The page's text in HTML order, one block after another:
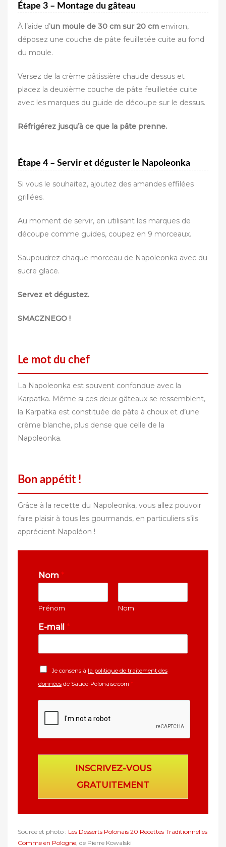
Étape 3 – Montage du gâteau
À l’aide d’un moule de 30 cm sur 20 cm environ,
déposez une couche de pâte feuilletée cuite au fond
du moule.
Versez de la crème pâtissière chaude dessus et
placez la deuxième couche de pâte feuilletée cuite
avec les marques du guide de découpe sur le dessus.
Réfrigérez jusqu’à ce que la pâte prenne.
Étape 4 – Servir et déguster le Napoleonka
Si vous le souhaitez, ajoutez des amandes effilées
grillées.
Au moment de servir, en utilisant les marques de
découpe comme guides, coupez en 9 morceaux.
Saupoudrez chaque morceau de Napoleonka avec du
sucre glace.
Servez et dégustez.
SMACZNEGO !
Le mot du chef
La Napoleonka est souvent confondue avec la
Karpatka. Même si ces deux gâteaux se ressemblent,
la Karpatka est constituée de pâte à choux et d’une
crème blanche, plus dense que celle de la
Napoleonka.
Bon appétit !
Grâce à la recette du Napoleonka, vous allez pouvoir
faire plaisir à tous les gourmands, en particuliers s’ils
apprécient Napoléon !
Nom *
Prénom Nom
E-mail *
Je consens à la politique de traitement des
données de Sauce-Polonaise.com *
INSCRIVEZ-VOUS
GRATUITEMENT
Source et photo : Les Desserts Polonais 20 Recettes Traditionnelles
Comme en Pologne , de Pierre Kowalski